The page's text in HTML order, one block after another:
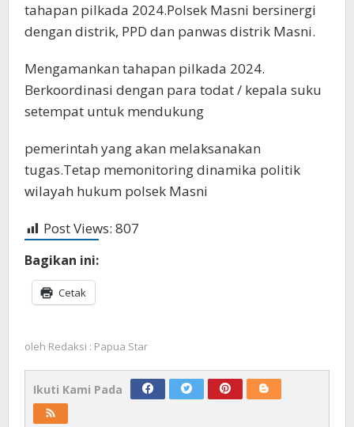
tahapan pilkada 2024.Polsek Masni bersinergi
dengan distrik, PPD dan panwas distrik Masni.
Mengamankan tahapan pilkada 2024.
Berkoordinasi dengan para todat / kepala suku
setempat untuk mendukung
pemerintah yang akan melaksanakan
tugas.Tetap memonitoring dinamika politik
wilayah hukum polsek Masni
Post Views: 807
Bagikan ini:
Cetak
oleh Redaksi : Papua Star
Ikuti Kami Pada